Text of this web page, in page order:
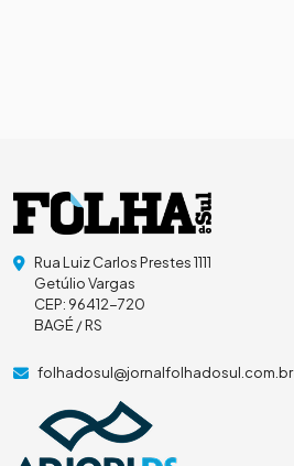
Rua Luiz Carlos Prestes 1111
Getúlio Vargas
CEP: 96412-720
BAGÉ / RS
folhadosul@jornalfolhadosul.com.br